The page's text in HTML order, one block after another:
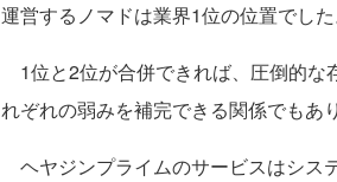
運営するノマドは業界1位の位置でした
1位と2位が合併できれば、圧倒的な
れぞれの弱みを補完できる関係でもあ
ヘヤジンプライムのサービスはシス